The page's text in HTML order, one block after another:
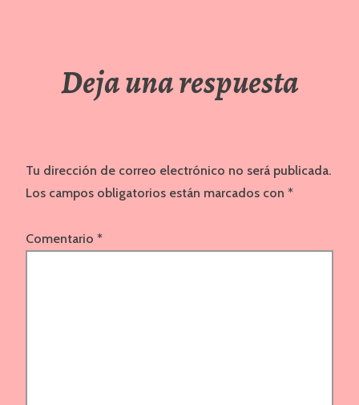
Deja una respuesta
Tu dirección de correo electrónico no será publicada.
Los campos obligatorios están marcados con *
Comentario *